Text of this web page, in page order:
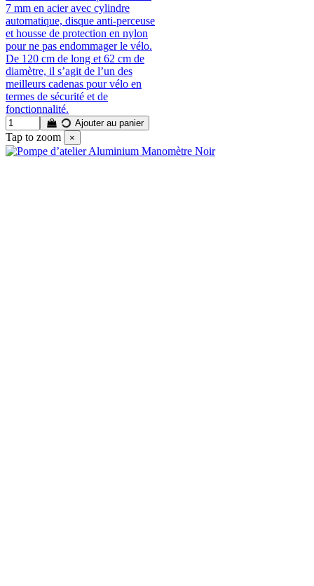
7 mm en acier avec cylindre
automatique, disque anti-perceuse
et housse de protection en nylon
pour ne pas endommager le vélo.
De 120 cm de long et 62 cm de
diamètre, il s’agit de l’un des
meilleurs cadenas pour vélo en
termes de sécurité et de
fonctionnalité.
Ajouter au panier
Tap to zoom ×